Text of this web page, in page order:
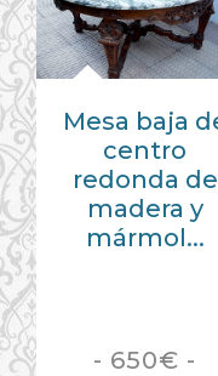
Mesa baja de
centro
redonda de
madera y
mármol...
- 650€ -